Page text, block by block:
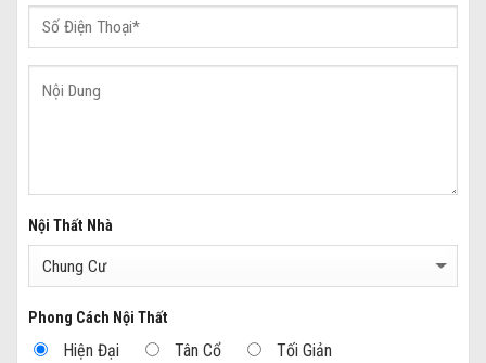
Nội Thất Nhà
Phong Cách Nội Thất
Hiện Đại Tân Cổ Tối Giản